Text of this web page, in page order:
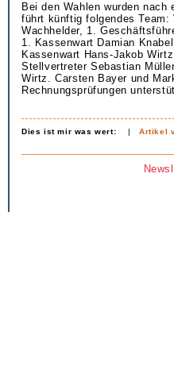
Bei den Wahlen wurden
führt künftig folgendes
Wachhelder, 1.
1. Kassenwart Damian
Kassenwart Hans-Jakob
Stellvertreter Sebastian
Wirtz. Carsten Bayer und
Rechnungsprüfungen
Dies ist mir was wert: |Artikel